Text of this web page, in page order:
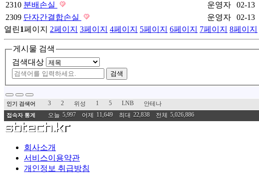
2310 분배손실 운영자 02-13
2309 단자간결합손실 운영자 02-13
열린1페이지 2페이지 3페이지 4페이지 5페이지 6페이지 7페이지 8페이지
게시물 검색
검색대상
검색
인기 검색어 3 2 위성 1 5 LNB 안테나
접속자 통계 오늘 5,997 어제 11,649 최대 22,838 전체 5,026,886
회사소개
서비스이용약관
개인정보 취급방침